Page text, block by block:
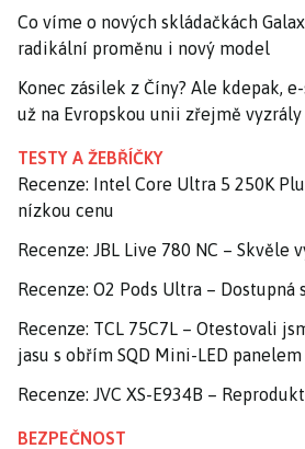
Co víme o nových skládačkách
radikální proměnu i nový model
Konec zásilek z Číny? Ale kdepak,
už na Evropskou unii zřejmě vyzrály
TESTY A ŽEBŘÍČKY
Recenze: Intel Core Ultra 5 250K
nízkou cenu
Recenze: JBL Live 780 NC – Skvěle
Recenze: O2 Pods Ultra – Dostupná
Recenze: TCL 75C7L – Otestovali
jasu s obřím SQD Mini-LED panelem
Recenze: JVC XS-E934B –
BEZPEČNOST